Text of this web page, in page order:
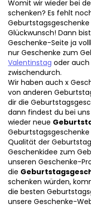
Womit wir wieder bei
schenken? Es fehlt
Glückwunsch! Dann
Geschenke-Seite ja
nur Geschenke zum
Valentinstag oder
zwischendurch.
Wir haben auch x
von anderen
dir die
dann findest du bei
wieder neue
Qualität der
Geschenkidee zum
unseren Geschenke-
die
schenken würden,
die besten
unsere Geschenke-